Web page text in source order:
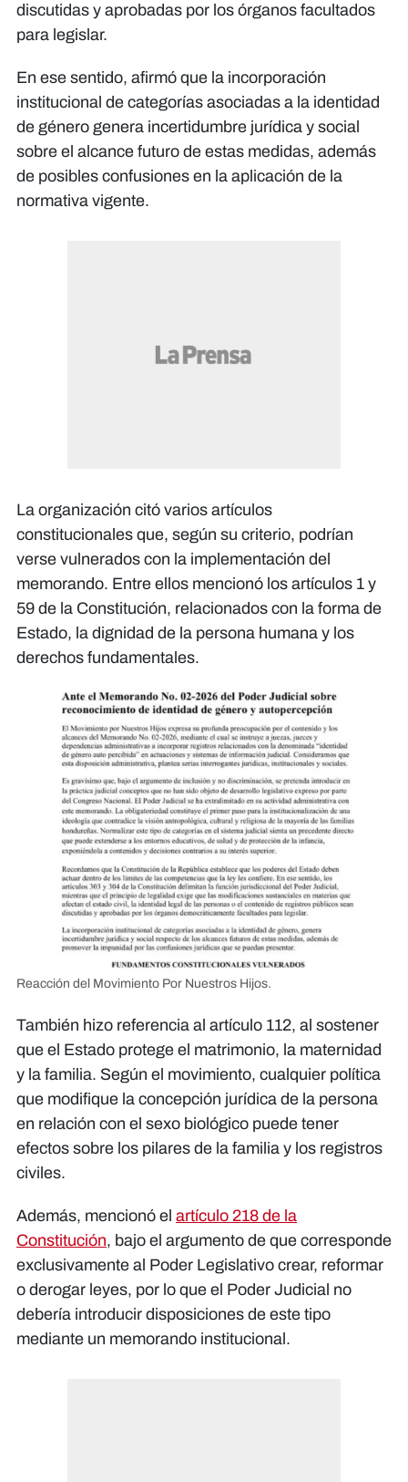
discutidas y aprobadas por los órganos facultados
para legislar.
En ese sentido, afirmó que la incorporación
institucional de categorías asociadas a la identidad
de género genera incertidumbre jurídica y social
sobre el alcance futuro de estas medidas, además
de posibles confusiones en la aplicación de la
normativa vigente.
La organización citó varios artículos
constitucionales que, según su criterio, podrían
verse vulnerados con la implementación del
memorando. Entre ellos mencionó los artículos 1 y
59 de la Constitución, relacionados con la forma de
Estado, la dignidad de la persona humana y los
derechos fundamentales.
Reacción del Movimiento Por Nuestros Hijos.
También hizo referencia al artículo 112, al sostener
que el Estado protege el matrimonio, la maternidad
y la familia. Según el movimiento, cualquier política
que modifique la concepción jurídica de la persona
en relación con el sexo biológico puede tener
efectos sobre los pilares de la familia y los registros
civiles.
Además, mencionó el artículo 218 de la
Constitución, bajo el argumento de que corresponde
exclusivamente al Poder Legislativo crear, reformar
o derogar leyes, por lo que el Poder Judicial no
debería introducir disposiciones de este tipo
mediante un memorando institucional.